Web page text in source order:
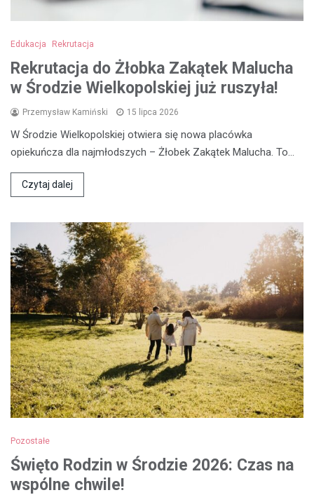
Edukacja Rekrutacja
Rekrutacja do Żłobka Zakątek Malucha
w Środzie Wielkopolskiej już ruszyła!
Przemysław Kamiński 15 lipca 2026
W Środzie Wielkopolskiej otwiera się nowa placówka
opiekuńcza dla najmłodszych – Żłobek Zakątek Malucha. To…
Czytaj dalej
Pozostałe
Święto Rodzin w Środzie 2026: Czas na
wspólne chwile!